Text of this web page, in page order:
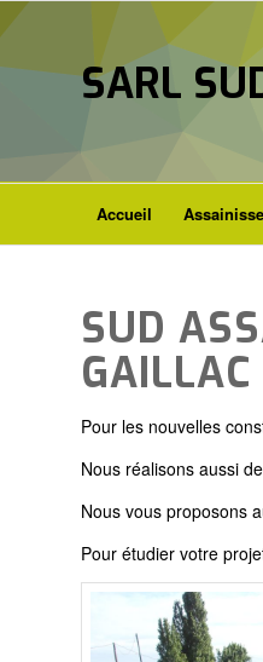
SARL
Accueil
SUD
GAILLAC
Pour les nouvelles
Nous réalisons aussi
Nous vous proposons
Pour étudier votre